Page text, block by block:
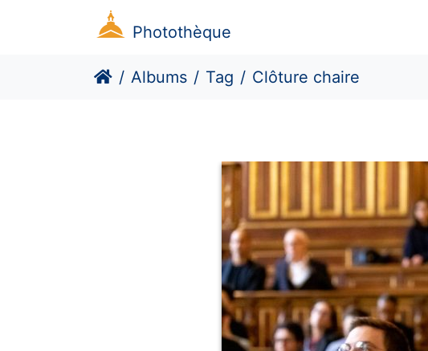
Photothèque
Albums Tag Clôture chaire